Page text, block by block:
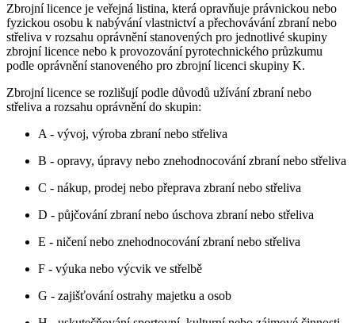
Zbrojní licence je veřejná listina, která opravňuje právnickou nebo
fyzickou osobu k nabývání vlastnictví a přechovávání zbraní nebo
střeliva v rozsahu oprávnění stanovených pro jednotlivé skupiny
zbrojní licence nebo k provozování pyrotechnického průzkumu
podle oprávnění stanoveného pro zbrojní licenci skupiny K.
Zbrojní licence se rozlišují podle důvodů užívání zbraní nebo
střeliva a rozsahu oprávnění do skupin:
A - vývoj, výroba zbraní nebo střeliva
B - opravy, úpravy nebo znehodnocování zbraní nebo střeliva
C - nákup, prodej nebo přeprava zbraní nebo střeliva
D - půjčování zbraní nebo úschova zbraní nebo střeliva
E - ničení nebo znehodnocování zbraní nebo střeliva
F - výuka nebo výcvik ve střelbě
G - zajišťování ostrahy majetku a osob